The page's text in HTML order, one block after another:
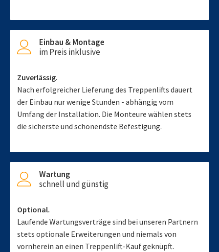
Einbau & Montage
im Preis inklusive
Zuverlässig.
Nach erfolgreicher Lieferung des Treppenlifts dauert
der Einbau nur wenige Stunden - abhängig vom
Umfang der Installation. Die Monteure wählen stets
die sicherste und schonendste Befestigung.
Wartung
schnell und günstig
Optional.
Laufende Wartungsverträge sind bei unseren Partnern
stets optionale Erweiterungen und niemals von
vornherein an einen Treppenlift-Kauf geknüpft.